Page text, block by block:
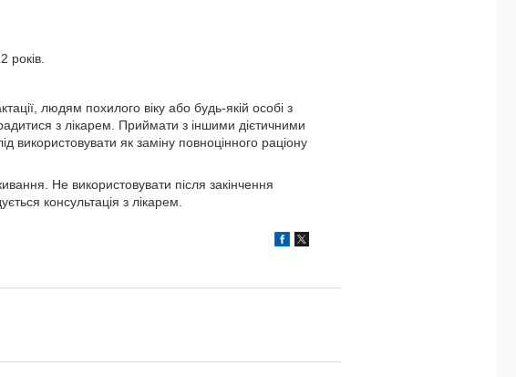
років.
людям похилого віку або будь-якій особі з
з лікарем. Приймати з іншими дієтичними
використовувати як заміну повноцінного раціону
Не використовувати після закінчення
консультація з лікарем.